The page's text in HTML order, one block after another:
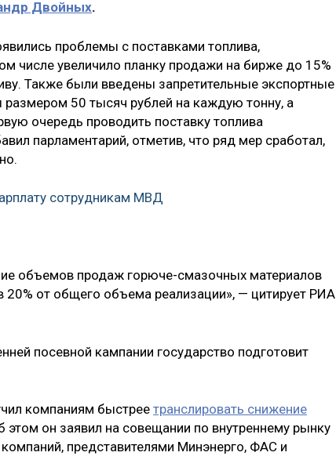
Двойных.
проблемы с поставками топлива,
числе увеличило планку продажи на бирже до 15%
Также были введены запретительные экспортные
50 тысяч рублей на каждую тонну, а
очередь проводить поставку топлива
парламентарий, отметив, что ряд мер сработал,
сотрудникам МВД
объемов продаж горюче-смазочных материалов
от общего объема реализации», — цитирует РИА
посевной кампании государство подготовит
компаниям быстрее транслировать снижение
этом он заявил на совещании по внутреннему рынку
представителями Минэнерго, ФАС и